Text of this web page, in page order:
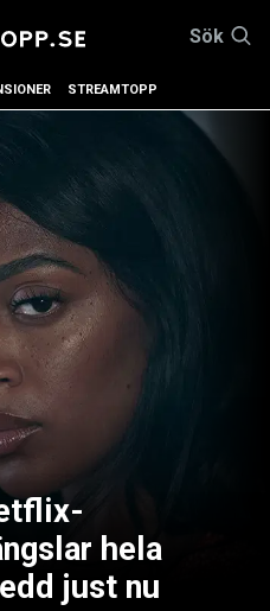
Sök
STREAMTOPP
hela
just nu